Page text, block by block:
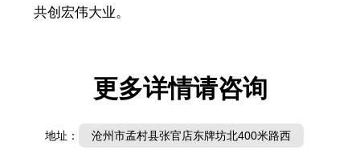
共创宏伟大业。
更多详情请咨询
地址： 沧州市孟村县张官店东牌坊北400米路西